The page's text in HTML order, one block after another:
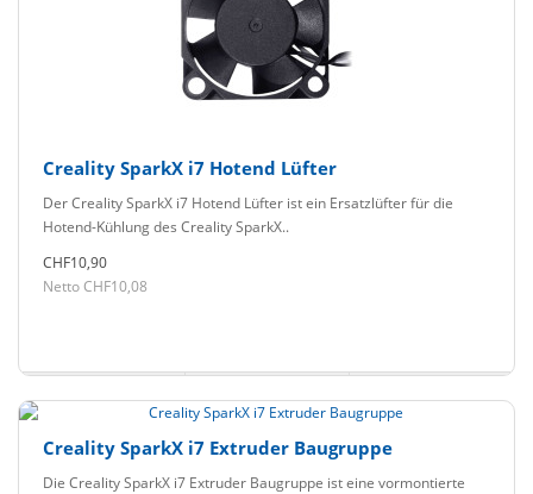
Creality SparkX i7 Hotend Lüfter
Der Creality SparkX i7 Hotend Lüfter ist ein Ersatzlüfter für die
Hotend-Kühlung des Creality SparkX..
CHF10,90
Netto CHF10,08
Creality SparkX i7 Extruder Baugruppe
Die Creality SparkX i7 Extruder Baugruppe ist eine vormontierte